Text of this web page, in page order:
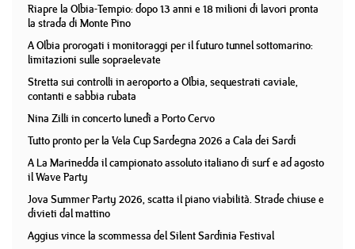
Riapre la Olbia-Tempio: dopo 13 anni e 18 milioni di lavori pronta
la strada di Monte Pino
A Olbia prorogati i monitoraggi per il futuro tunnel sottomarino:
limitazioni sulle sopraelevate
Stretta sui controlli in aeroporto a Olbia, sequestrati caviale,
contanti e sabbia rubata
Nina Zilli in concerto lunedì a Porto Cervo
Tutto pronto per la Vela Cup Sardegna 2026 a Cala dei Sardi
A La Marinedda il campionato assoluto italiano di surf e ad agosto
il Wave Party
Jova Summer Party 2026, scatta il piano viabilità. Strade chiuse e
divieti dal mattino
Aggius vince la scommessa del Silent Sardinia Festival